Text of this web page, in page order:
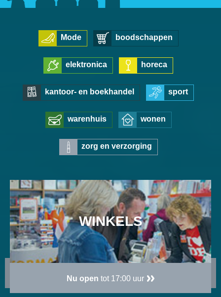
Mode boodschappen
elektronica horeca
kantoor- en boekhandel sport
warenhuis wonen
zorg en verzorging
WINKELS
Nu open tot 17:00 uur